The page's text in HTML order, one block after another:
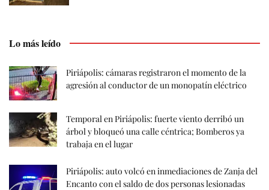
Lo más leído
Piriápolis: cámaras registraron el momento de la
agresión al conductor de un monopatín eléctrico
Temporal en Piriápolis: fuerte viento derribó un
árbol y bloqueó una calle céntrica; Bomberos ya
trabaja en el lugar
Piriápolis: auto volcó en inmediaciones de Zanja del
Encanto con el saldo de dos personas lesionadas